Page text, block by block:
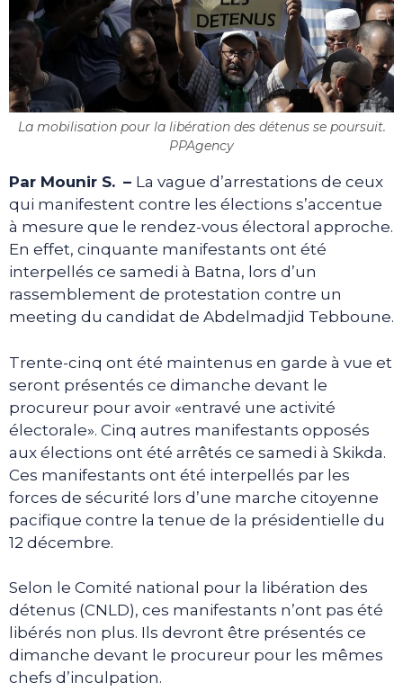
La mobilisation pour la libération des détenus se poursuit.
PPAgency
Par Mounir S. – La vague d’arrestations de ceux
qui manifestent contre les élections s’accentue
à mesure que le rendez-vous électoral approche.
En effet, cinquante manifestants ont été
interpellés ce samedi à Batna, lors d’un
rassemblement de protestation contre un
meeting du candidat de Abdelmadjid Tebboune.
Trente-cinq ont été maintenus en garde à vue et
seront présentés ce dimanche devant le
procureur pour avoir «entravé une activité
électorale». Cinq autres manifestants opposés
aux élections ont été arrêtés ce samedi à Skikda.
Ces manifestants ont été interpellés par les
forces de sécurité lors d’une marche citoyenne
pacifique contre la tenue de la présidentielle du
12 décembre.
Selon le Comité national pour la libération des
détenus (CNLD), ces manifestants n’ont pas été
libérés non plus. Ils devront être présentés ce
dimanche devant le procureur pour les mêmes
chefs d’inculpation.